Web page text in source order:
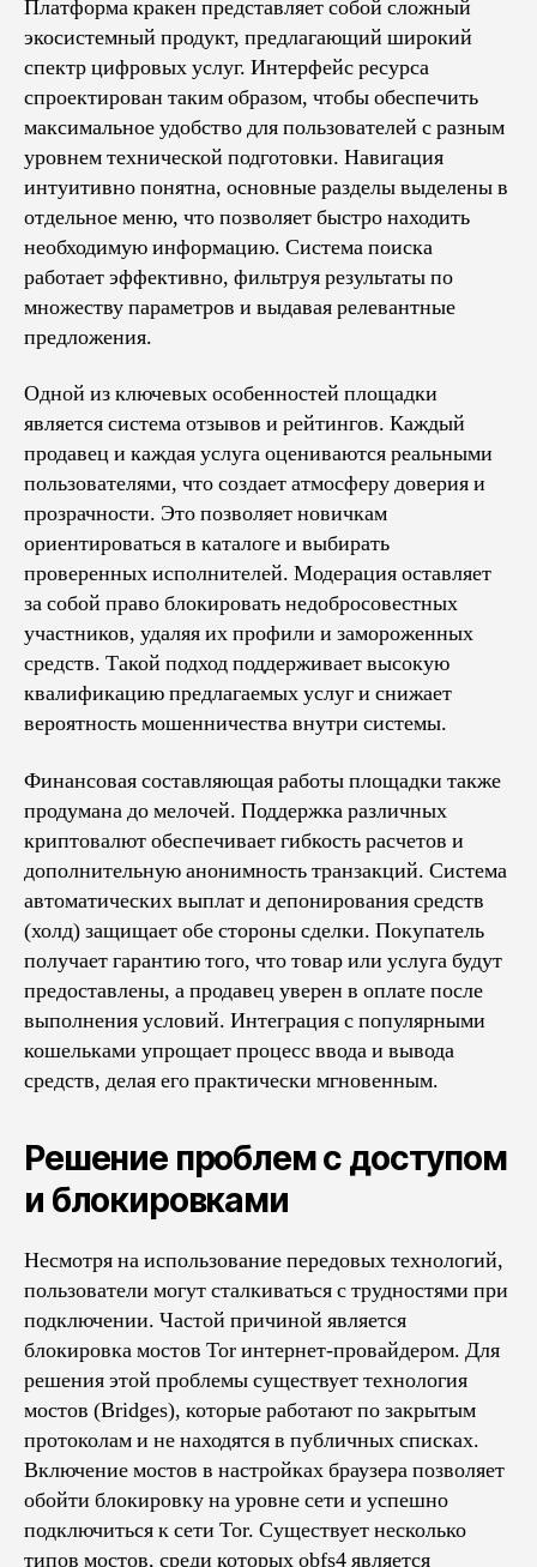
Платформа кракен представляет собой сложный
экосистемный продукт, предлагающий широкий
спектр цифровых услуг. Интерфейс ресурса
спроектирован таким образом, чтобы обеспечить
максимальное удобство для пользователей с разным
уровнем технической подготовки. Навигация
интуитивно понятна, основные разделы выделены в
отдельное меню, что позволяет быстро находить
необходимую информацию. Система поиска
работает эффективно, фильтруя результаты по
множеству параметров и выдавая релевантные
предложения.
Одной из ключевых особенностей площадки
является система отзывов и рейтингов. Каждый
продавец и каждая услуга оцениваются реальными
пользователями, что создает атмосферу доверия и
прозрачности. Это позволяет новичкам
ориентироваться в каталоге и выбирать
проверенных исполнителей. Модерация оставляет
за собой право блокировать недобросовестных
участников, удаляя их профили и замороженных
средств. Такой подход поддерживает высокую
квалификацию предлагаемых услуг и снижает
вероятность мошенничества внутри системы.
Финансовая составляющая работы площадки также
продумана до мелочей. Поддержка различных
криптовалют обеспечивает гибкость расчетов и
дополнительную анонимность транзакций. Система
автоматических выплат и депонирования средств
(холд) защищает обе стороны сделки. Покупатель
получает гарантию того, что товар или услуга будут
предоставлены, а продавец уверен в оплате после
выполнения условий. Интеграция с популярными
кошельками упрощает процесс ввода и вывода
средств, делая его практически мгновенным.
Решение проблем с доступом
и блокировками
Несмотря на использование передовых технологий,
пользователи могут сталкиваться с трудностями при
подключении. Частой причиной является
блокировка мостов Tor интернет-провайдером. Для
решения этой проблемы существует технология
мостов (Bridges), которые работают по закрытым
протоколам и не находятся в публичных списках.
Включение мостов в настройках браузера позволяет
обойти блокировку на уровне сети и успешно
подключиться к сети Tor. Существует несколько
типов мостов, среди которых obfs4 является